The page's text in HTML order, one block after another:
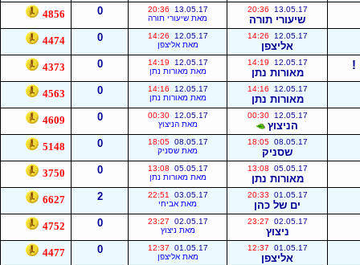
13.05.17
20:36
שיעורי תורה
13.05.17
20:36
מאת שיעורי תורה
0
4856
12.05.17
14:26
אליצפן
12.05.17
14:26
מאת אליצפן
0
4474
!
12.05.17
14:19
מאורות נתן
12.05.17
14:19
מאת מאורות נתן
0
4373
12.05.17
14:16
מאורות נתן
12.05.17
14:16
מאת מאורות נתן
0
4563
12.05.17
00:30
הניצוץ
12.05.17
00:30
מאת הניצוץ
0
4609
08.05.17
18:05
שסניק
08.05.17
18:05
מאת שסניק
0
5148
05.05.17
13:08
מאורות נתן
05.05.17
13:08
מאת מאורות נתן
0
3750
01.05.17
20:33
ים של כהן
03.05.17
22:51
מאת אביחי
2
6627
02.05.17
23:27
ניצוץ
02.05.17
23:27
מאת ניצוץ
0
4752
01.05.17
12:37
אליצפן
01.05.17
12:37
מאת אליצפן
0
4477